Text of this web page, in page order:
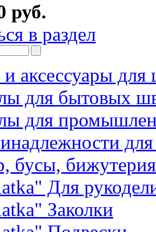
руб.
в раздел
аксессуары
для бытовых
для
бусы, бижутерия
Для
Заколки